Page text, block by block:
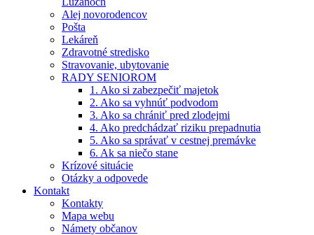
Alej novorodencov
Pošta
Lekáreň
Zdravotné stredisko
Stravovanie, ubytovanie
RADY SENIOROM
1. Ako si zabezpečiť majetok
2. Ako sa vyhnúť podvodom
3. Ako sa chrániť pred zlodejmi
4. Ako predchádzať riziku prepadnutia
5. Ako sa správať v cestnej premávke
6. Ak sa niečo stane
Krízové situácie
Otázky a odpovede
Kontakt
Kontakty
Mapa webu
Námety občanov